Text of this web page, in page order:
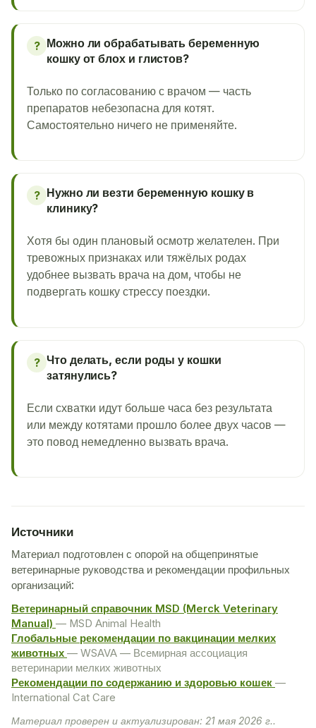
? Можно ли обрабатывать беременную
кошку от блох и глистов?
Только по согласованию с врачом — часть
препаратов небезопасна для котят.
Самостоятельно ничего не применяйте.
? Нужно ли везти беременную кошку в
клинику?
Хотя бы один плановый осмотр желателен. При
тревожных признаках или тяжёлых родах
удобнее вызвать врача на дом, чтобы не
подвергать кошку стрессу поездки.
? Что делать, если роды у кошки
затянулись?
Если схватки идут больше часа без результата
или между котятами прошло более двух часов —
это повод немедленно вызвать врача.
Источники
Материал подготовлен с опорой на общепринятые
ветеринарные руководства и рекомендации профильных
организаций:
Ветеринарный справочник MSD (Merck Veterinary
Manual) — MSD Animal Health
Глобальные рекомендации по вакцинации мелких
животных — WSAVA — Всемирная ассоциация
ветеринарии мелких животных
Рекомендации по содержанию и здоровью кошек —
International Cat Care
Материал проверен и актуализирован: 21 мая 2026 г..